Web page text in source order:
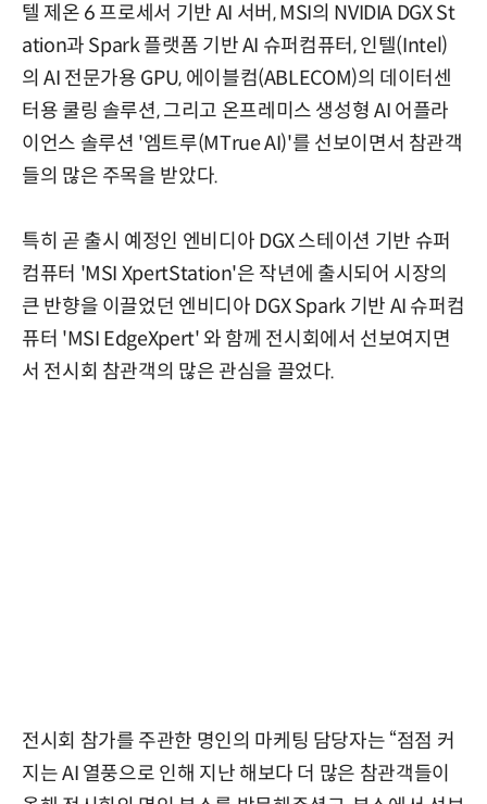
텔 제온 6 프로세서 기반 AI 서버, MSI의 NVIDIA DGX St
ation과 Spark 플랫폼 기반 AI 슈퍼컴퓨터, 인텔(Intel)
의 AI 전문가용 GPU, 에이블컴(ABLECOM)의 데이터센
터용 쿨링 솔루션, 그리고 온프레미스 생성형 AI 어플라
이언스 솔루션 '엠트루(MTrue AI)'를 선보이면서 참관객
들의 많은 주목을 받았다.
특히 곧 출시 예정인 엔비디아 DGX 스테이션 기반 슈퍼
컴퓨터 'MSI XpertStation'은 작년에 출시되어 시장의
큰 반향을 이끌었던 엔비디아 DGX Spark 기반 AI 슈퍼컴
퓨터 'MSI EdgeXpert' 와 함께 전시회에서 선보여지면
서 전시회 참관객의 많은 관심을 끌었다.
전시회 참가를 주관한 명인의 마케팅 담당자는 “점점 커
지는 AI 열풍으로 인해 지난 해보다 더 많은 참관객들이